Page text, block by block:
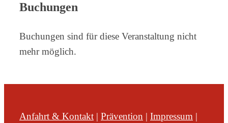
Buchungen
Buchungen sind für diese Veranstaltung nicht
mehr möglich.
Anfahrt & Kontakt | Prävention | Impressum |